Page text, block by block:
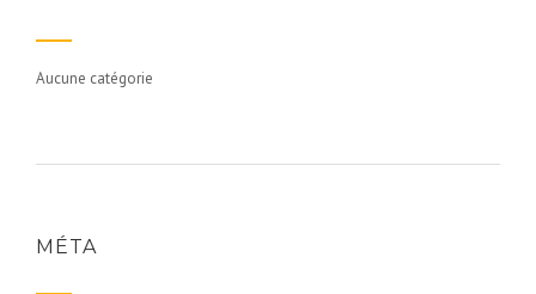
Aucune catégorie
MÉTA